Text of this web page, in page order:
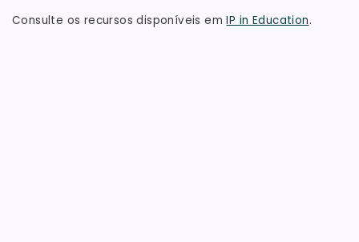
Consulte os recursos disponíveis emIP in Education.